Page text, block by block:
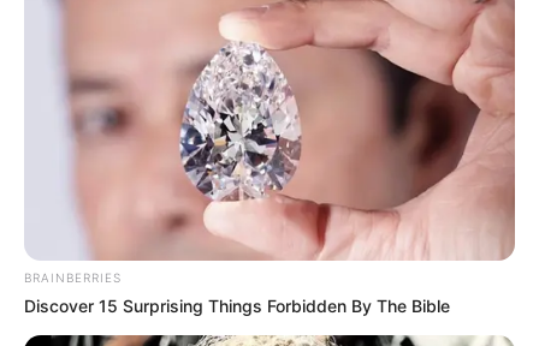
BRAINBERRIES
Discover 15 Surprising Things Forbidden By The Bible